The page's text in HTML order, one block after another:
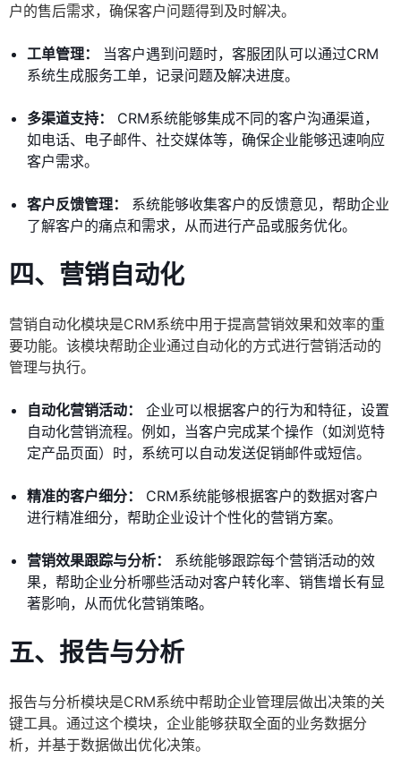
户的售后需求，确保客户问题得到及时解决。
工单管理：
当客户遇到问题时，客服团队可以通过CRM
系统生成服务工单，记录问题及解决进度。
多渠道支持：
CRM系统能够集成不同的客户沟通渠道，
如电话、电子邮件、社交媒体等，确保企业能够迅速响应
客户需求。
客户反馈管理：
系统能够收集客户的反馈意见，帮助企业
了解客户的痛点和需求，从而进行产品或服务优化。
四、营销自动化
营销自动化模块是CRM系统中用于提高营销效果和效率的重
要功能。该模块帮助企业通过自动化的方式进行营销活动的
管理与执行。
自动化营销活动：
企业可以根据客户的行为和特征，设置
自动化营销流程。例如，当客户完成某个操作（如浏览特
定产品页面）时，系统可以自动发送促销邮件或短信。
精准的客户细分：
CRM系统能够根据客户的数据对客户
进行精准细分，帮助企业设计个性化的营销方案。
营销效果跟踪与分析：
系统能够跟踪每个营销活动的效
果，帮助企业分析哪些活动对客户转化率、销售增长有显
著影响，从而优化营销策略。
五、报告与分析
报告与分析模块是CRM系统中帮助企业管理层做出决策的关
键工具。通过这个模块，企业能够获取全面的业务数据分
析，并基于数据做出优化决策。